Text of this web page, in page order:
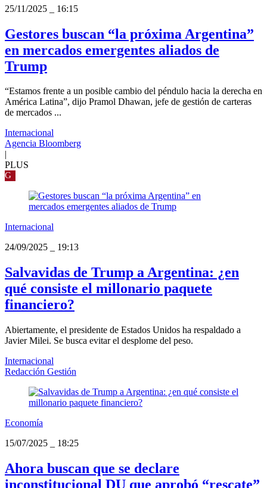
25/11/2025
16:15
Gestores buscan “la próxima Argentina”
en mercados emergentes aliados de
Trump
“Estamos frente a un posible cambio del péndulo hacia la derecha en
América Latina”, dijo Pramol Dhawan, jefe de gestión de carteras
de mercados ...
Internacional
Agencia Bloomberg
PLUS
G
Internacional
24/09/2025
19:13
Salvavidas de Trump a Argentina: ¿en
qué consiste el millonario paquete
financiero?
Abiertamente, el presidente de Estados Unidos ha respaldado a
Javier Milei. Se busca evitar el desplome del peso.
Internacional
Redacción Gestión
Economía
15/07/2025
18:25
Ahora buscan que se declare
inconstitucional DU que aprobó “rescate”